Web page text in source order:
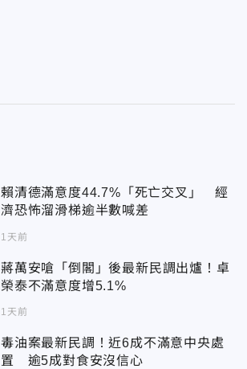
賴清德滿意度44.7%「死亡交叉」 經
濟恐怖溜滑梯逾半數喊差
1天前
蔣萬安嗆「倒閣」後最新民調出爐！卓
榮泰不滿意度增5.1%
1天前
毒油案最新民調！近6成不滿意中央處
置 逾5成對食安沒信心